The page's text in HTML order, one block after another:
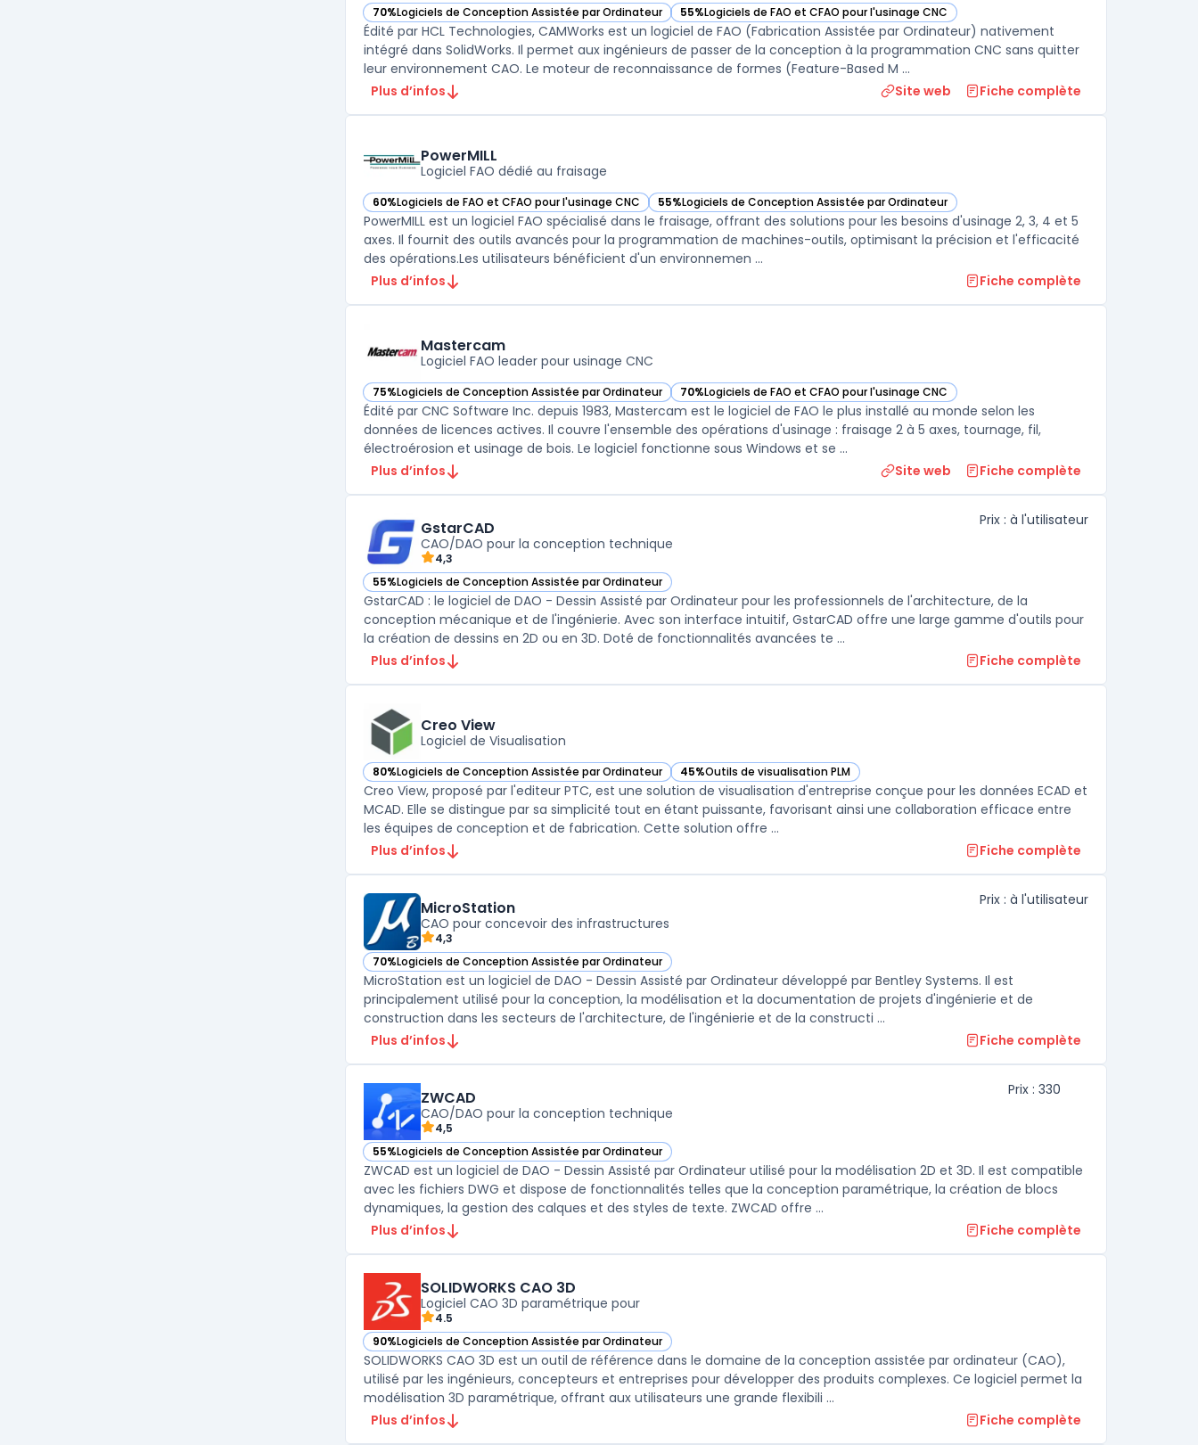
70%Logiciels de Conception Assistée par Ordinateur
— voir CAMWorks dans cette catégorie 55%Logiciels de FAO et CFAO pour l'usinage CNC
— voir CAMWorks dans cette catégorie
Édité par HCL Technologies, CAMWorks est un logiciel de FAO (Fabrication Assistée par Ordinateur) nativement
intégré dans SolidWorks. Il permet aux ingénieurs de passer de la conception à la programmation CNC sans quitter
leur environnement CAO. Le moteur de reconnaissance de formes (Feature-Based M ...
Plus d’infos
Site web Fiche complète
PowerMILL
Logiciel FAO dédié au fraisage
60%Logiciels de FAO et CFAO pour l'usinage CNC
— voir PowerMILL dans cette catégorie 55%Logiciels de Conception Assistée par Ordinateur
— voir PowerMILL dans cette catégorie
PowerMILL est un logiciel FAO spécialisé dans le fraisage, offrant des solutions pour les besoins d'usinage 2, 3, 4 et 5
axes. Il fournit des outils avancés pour la programmation de machines-outils, optimisant la précision et l'efficacité
des opérations.Les utilisateurs bénéficient d'un environnemen ...
Plus d’infos
Fiche complète
Mastercam
Logiciel FAO leader pour usinage CNC
75%Logiciels de Conception Assistée par Ordinateur
— voir Mastercam dans cette catégorie 70%Logiciels de FAO et CFAO pour l'usinage CNC
— voir Mastercam dans cette catégorie
Édité par CNC Software Inc. depuis 1983, Mastercam est le logiciel de FAO le plus installé au monde selon les
données de licences actives. Il couvre l'ensemble des opérations d'usinage : fraisage 2 à 5 axes, tournage, fil,
électroérosion et usinage de bois. Le logiciel fonctionne sous Windows et se ...
Plus d’infos
Site web Fiche complète
GstarCAD
CAO/DAO pour la conception technique
4,3
Prix : à l'utilisateur
55%Logiciels de Conception Assistée par Ordinateur
— voir GstarCAD dans cette catégorie
GstarCAD : le logiciel de DAO - Dessin Assisté par Ordinateur pour les professionnels de l'architecture, de la
conception mécanique et de l'ingénierie. Avec son interface intuitif, GstarCAD offre une large gamme d'outils pour
la création de dessins en 2D ou en 3D. Doté de fonctionnalités avancées te ...
Plus d’infos
Fiche complète
Creo View
Logiciel de Visualisation
80%Logiciels de Conception Assistée par Ordinateur
— voir Creo View dans cette catégorie 45%Outils de visualisation PLM
— voir Creo View dans cette catégorie
Creo View, proposé par l'editeur PTC, est une solution de visualisation d'entreprise conçue pour les données ECAD et
MCAD. Elle se distingue par sa simplicité tout en étant puissante, favorisant ainsi une collaboration efficace entre
les équipes de conception et de fabrication. Cette solution offre ...
Plus d’infos
Fiche complète
MicroStation
CAO pour concevoir des infrastructures
4,3
Prix : à l'utilisateur
70%Logiciels de Conception Assistée par Ordinateur
— voir MicroStation dans cette catégorie
MicroStation est un logiciel de DAO - Dessin Assisté par Ordinateur développé par Bentley Systems. Il est
principalement utilisé pour la conception, la modélisation et la documentation de projets d'ingénierie et de
construction dans les secteurs de l'architecture, de l'ingénierie et de la constructi ...
Plus d’infos
Fiche complète
ZWCAD
CAO/DAO pour la conception technique
4,5
Prix : 330
55%Logiciels de Conception Assistée par Ordinateur
— voir ZWCAD dans cette catégorie
ZWCAD est un logiciel de DAO - Dessin Assisté par Ordinateur utilisé pour la modélisation 2D et 3D. Il est compatible
avec les fichiers DWG et dispose de fonctionnalités telles que la conception paramétrique, la création de blocs
dynamiques, la gestion des calques et des styles de texte. ZWCAD offre ...
Plus d’infos
Fiche complète
SOLIDWORKS CAO 3D
Logiciel CAO 3D paramétrique pour
4.5
90%Logiciels de Conception Assistée par Ordinateur
— voir SOLIDWORKS CAO 3D dans cette catégorie
SOLIDWORKS CAO 3D est un outil de référence dans le domaine de la conception assistée par ordinateur (CAO),
utilisé par les ingénieurs, concepteurs et entreprises pour développer des produits complexes. Ce logiciel permet la
modélisation 3D paramétrique, offrant aux utilisateurs une grande flexibili ...
Plus d’infos
Fiche complète